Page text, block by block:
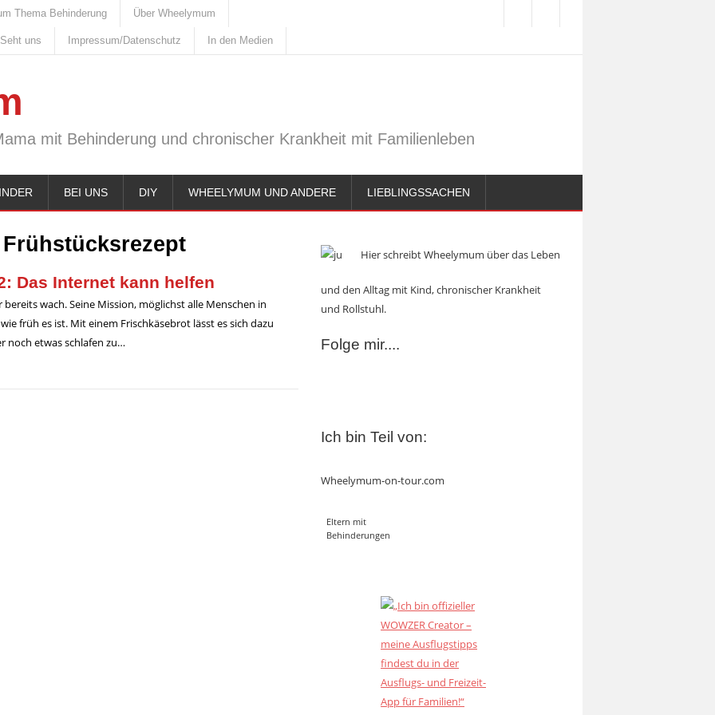
Thema Behinderung Über Wheelymum
uns Impressum/Datenschutz In den Medien
mit Behinderung und chronischer Krankheit mit Familienleben
BEI UNS DIY WHEELYMUM UND ANDERE LIEBLINGSSACHEN
Frühstücksrezept
Das Internet kann helfen
wach. Seine Mission, möglichst alle Menschen in
früh es ist. Mit einem Frischkäsebrot lässt es sich dazu
noch etwas schlafen zu…
Hier schreibt Wheelymum über das Leben
und den Alltag mit Kind, chronischer Krankheit
und Rollstuhl.
Folge mir....
Ich bin Teil von:
Wheelymum-on-tour.com
Eltern mit
Behinderungen